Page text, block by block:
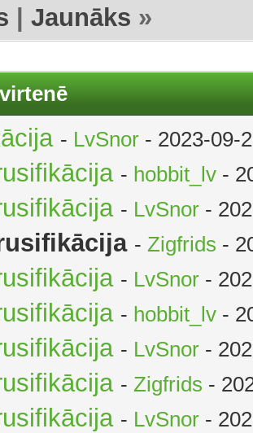
Jaunāks »
- LvSnor - 2023-09-
- hobbit_lv -
- LvSnor -
- Zigfrids -
- LvSnor -
- hobbit_lv -
- LvSnor -
- Zigfrids -
- LvSnor -